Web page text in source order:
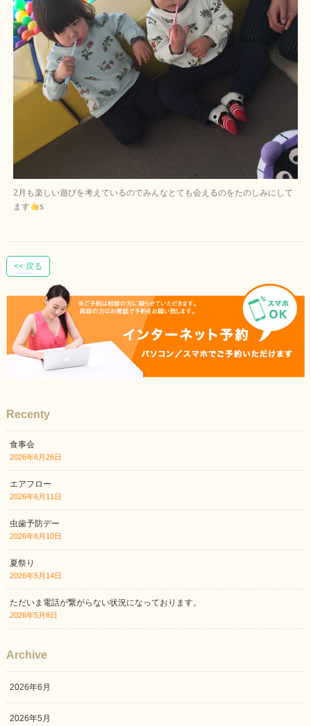
2月も楽しい遊びを考えているのでみんなとても会えるのをたのしみにして
ます
s
<< 戻る
Recenty
食事会
2026年6月26日
エアフロー
2026年6月11日
虫歯予防デー
2026年6月10日
夏祭り
2026年5月14日
ただいま電話が繋がらない状況になっております。
2026年5月8日
Archive
2026年6月
2026年5月